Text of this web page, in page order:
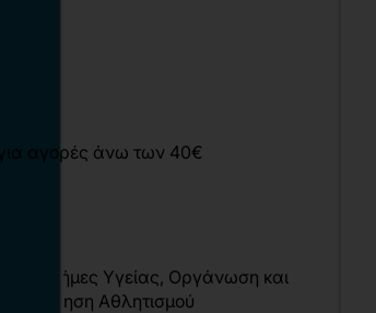
αγορές άνω των 40€
Επιστήμες Υγείας, Οργάνωση και
Διοίκηση Αθλητισμού